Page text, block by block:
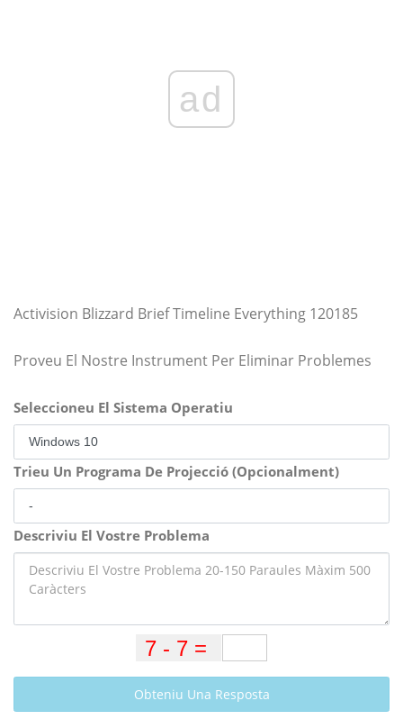
ad
Activision Blizzard Brief Timeline Everything 120185
Proveu El Nostre Instrument Per Eliminar Problemes
Seleccioneu El Sistema Operatiu
Trieu Un Programa De Projecció (Opcionalment)
Descriviu El Vostre Problema
Obteniu Una Resposta